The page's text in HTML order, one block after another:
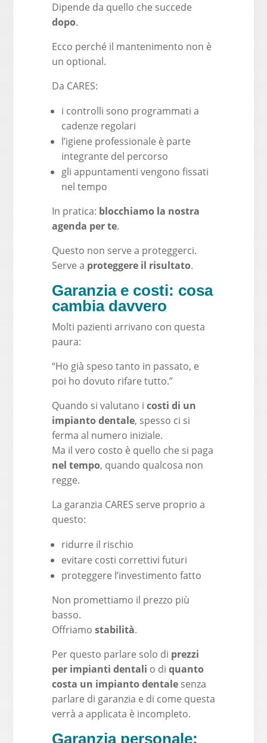
Dipende da quello che succede
dopo.
Ecco perché il mantenimento non è
un optional.
Da CARES:
i controlli sono programmati a
cadenze regolari
l’igiene professionale è parte
integrante del percorso
gli appuntamenti vengono fissati
nel tempo
In pratica: blocchiamo la nostra
agenda per te.
Questo non serve a proteggerci.
Serve a proteggere il risultato.
Garanzia e costi: cosa
cambia davvero
Molti pazienti arrivano con questa
paura:
“Ho già speso tanto in passato, e
poi ho dovuto rifare tutto.”
Quando si valutano i costi di un
impianto dentale, spesso ci si
ferma al numero iniziale.
Ma il vero costo è quello che si paga
nel tempo, quando qualcosa non
regge.
La garanzia CARES serve proprio a
questo:
ridurre il rischio
evitare costi correttivi futuri
proteggere l’investimento fatto
Non promettiamo il prezzo più
basso.
Offriamo stabilità.
Per questo parlare solo di prezzi
per impianti dentali o di quanto
costa un impianto dentalesenza
parlare di garanzia e di come questa
verrà a applicata è incompleto.
Garanzia personale: